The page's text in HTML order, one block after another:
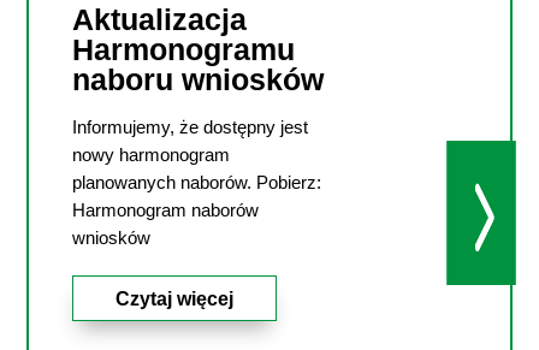
Aktualizacja
Harmonogramu
naboru wniosków
utworzone przez Aleksandra
Szewczyk||Aktualności
Comments
Informujemy, że dostępny jest
nowy harmonogram
planowanych naborów. Pobierz:
Harmonogram naborów
wniosków
Czytaj więcej